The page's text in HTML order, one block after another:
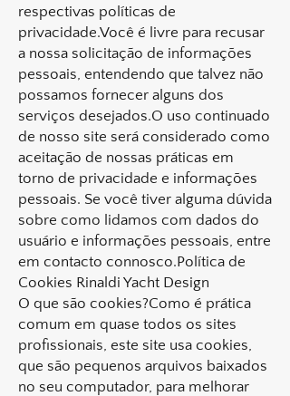
respectivas políticas de
privacidade.Você é livre para recusar
a nossa solicitação de informações
pessoais, entendendo que talvez não
possamos fornecer alguns dos
serviços desejados.O uso continuado
de nosso site será considerado como
aceitação de nossas práticas em
torno de privacidade e informações
pessoais. Se você tiver alguma dúvida
sobre como lidamos com dados do
usuário e informações pessoais, entre
em contacto connosco.Política de
Cookies Rinaldi Yacht Design
O que são cookies?Como é prática
comum em quase todos os sites
profissionais, este site usa cookies,
que são pequenos arquivos baixados
no seu computador, para melhorar